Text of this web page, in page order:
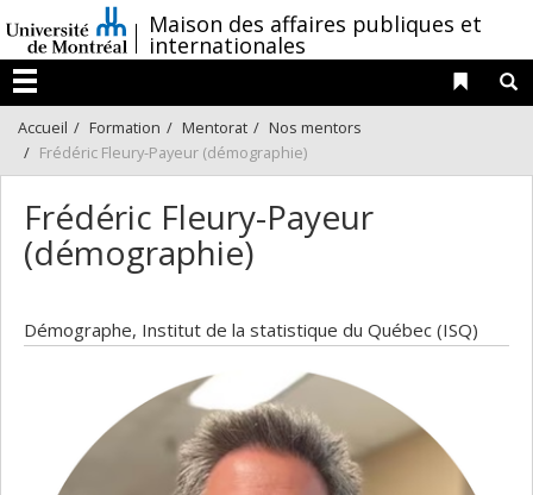
au
contenu
/Maison des affaires publiques et
internationales
Menu
Liens
Accueil Formation Mentorat
Nos mentors
Frédéric Fleury-Payeur (démographie)
Frédéric Fleury-Payeur
(démographie)
Démographe, Institut de la statistique du Québec (ISQ)